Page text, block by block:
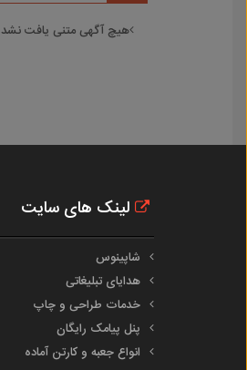
هیچ آگهی متنی یافت نشد
لینک های سایت
شاپینوس
هدایای تبلیغاتی
خدمات طراحی و چاپ
پنل پیامک رایگان
انواع جعبه و کارتن آماده